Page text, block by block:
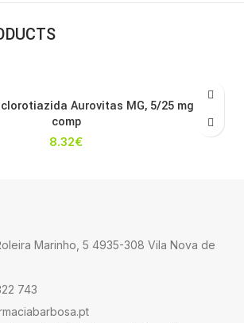
Aurovitas MG, 5/25 mg x 56
comp
8.32€
Marinho, 5 4935-308 Vila Nova de
743